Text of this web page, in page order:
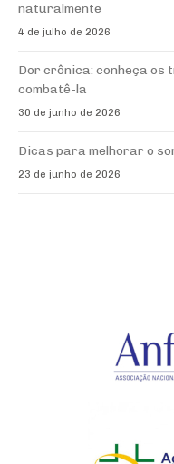
naturalmente
4 de julho de 2026
Dor crônica: conheça
combatê-la
30 de junho de 2026
Dicas para melhorar o
23 de junho de 2026